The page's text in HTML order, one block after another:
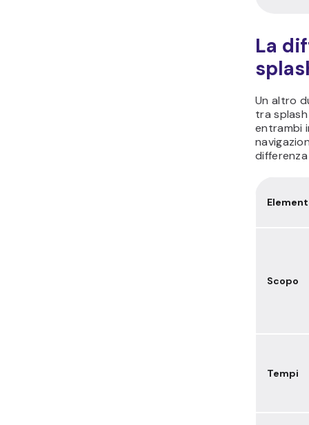
La
Un altro
tra
entrambi
Scopo
Tempi